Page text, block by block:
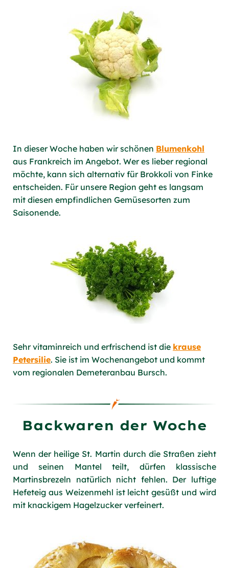
In dieser Woche haben wir schönen Blumenkohl
aus Frankreich im Angebot. Wer es lieber regional
möchte, kann sich alternativ für Brokkoli von Finke
entscheiden. Für unsere Region geht es langsam
mit diesen empfindlichen Gemüsesorten zum
Saisonende.
Sehr vitaminreich und erfrischend ist die krause
Petersilie. Sie ist im Wochenangebot und kommt
vom regionalen Demeteranbau Bursch.
Backwaren der Woche
Wenn der heilige St. Martin durch die Straßen zieht
und seinen Mantel teilt, dürfen klassische
Martinsbrezeln natürlich nicht fehlen. Der luftige
Hefeteig aus Weizenmehl ist leicht gesüßt und wird
mit knackigem Hagelzucker verfeinert.